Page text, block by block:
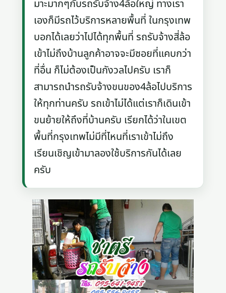
มาะมากๆกับรถรับจ้าง4ล้อใหญ่ ทางเรา
เองก็มีรถไว้บริการหลายพื้นที่ ในกรุงเทพ
บอกได้เลยว่าไปได้ทุกพื้นที่ รถรับจ้างสี่ล้อ
เข้าไม่ถึงบ้านลูกค้าอาจจะมีซอยที่แคบกว่า
ที่อื่น ก็ไม่ต้องเป็นกังวลไปครับ เราก็
สามารถนำรถรับจ้างขนของ4ล้อไปบริการ
ให้ทุกท่านครับ รถเข้าไม่ได้แต่เราก็เดินเข้า
ขนย้ายให้ถึงที่บ้านครับ เรียกได้ว่าในเขต
พื้นที่กรุงเทพไม่มีที่ไหนที่เราเข้าไม่ถึง
เรียนเชิญเข้ามาลองใช้บริการกันได้เลย
ครับ